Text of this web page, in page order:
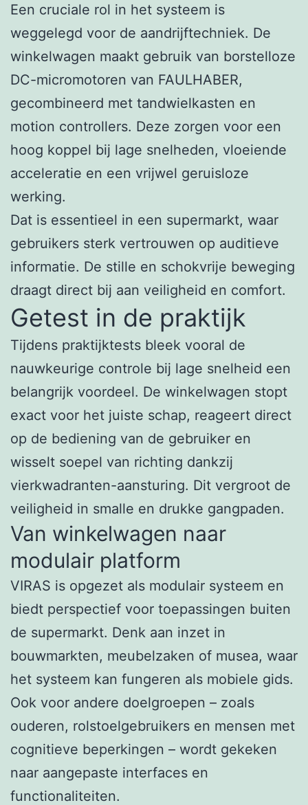
Een cruciale rol in het systeem is
weggelegd voor de aandrijftechniek. De
winkelwagen maakt gebruik van borstelloze
DC-micromotoren van FAULHABER,
gecombineerd met tandwielkasten en
motion controllers. Deze zorgen voor een
hoog koppel bij lage snelheden, vloeiende
acceleratie en een vrijwel geruisloze
werking.
Dat is essentieel in een supermarkt, waar
gebruikers sterk vertrouwen op auditieve
informatie. De stille en schokvrije beweging
draagt direct bij aan veiligheid en comfort.
Getest in de praktijk
Tijdens praktijktests bleek vooral de
nauwkeurige controle bij lage snelheid een
belangrijk voordeel. De winkelwagen stopt
exact voor het juiste schap, reageert direct
op de bediening van de gebruiker en
wisselt soepel van richting dankzij
vierkwadranten-aansturing. Dit vergroot de
veiligheid in smalle en drukke gangpaden.
Van winkelwagen naar
modulair platform
VIRAS is opgezet als modulair systeem en
biedt perspectief voor toepassingen buiten
de supermarkt. Denk aan inzet in
bouwmarkten, meubelzaken of musea, waar
het systeem kan fungeren als mobiele gids.
Ook voor andere doelgroepen – zoals
ouderen, rolstoelgebruikers en mensen met
cognitieve beperkingen – wordt gekeken
naar aangepaste interfaces en
functionaliteiten.